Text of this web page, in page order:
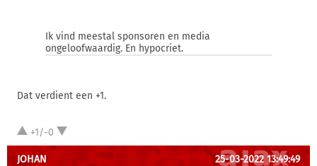
Ik vind meestal sponsoren en media
ongeloofwaardig. En hypocriet.
Dat verdient een +1.
+1/-0
JOHAN 25-03-2022 13:49:49